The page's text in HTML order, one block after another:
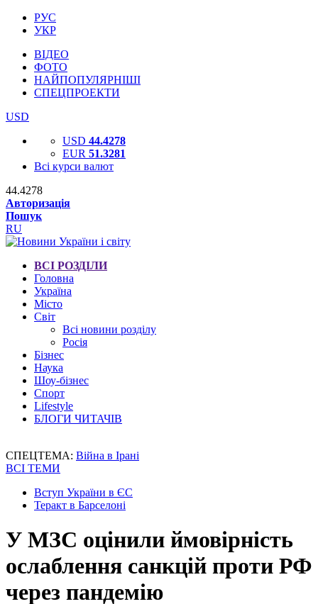
РУС
УКР
ВІДЕО
ФОТО
НАЙПОПУЛЯРНІШІ
СПЕЦПРОЕКТИ
USD
USD 44.4278
EUR 51.3281
Всі курси валют
44.4278
Авторизація
Пошук
RU
ВСІ РОЗДІЛИ
Головна
Україна
Місто
Світ
Всі новини розділу
Росія
Бізнес
Наука
Шоу-бізнес
Спорт
Lifestyle
БЛОГИ ЧИТАЧІВ
СПЕЦТЕМА: Війна в Ірані
ВСІ ТЕМИ
Вступ України в ЄС
Теракт в Барселоні
У МЗС оцінили ймовірність
ослаблення санкцій проти РФ
через пандемію